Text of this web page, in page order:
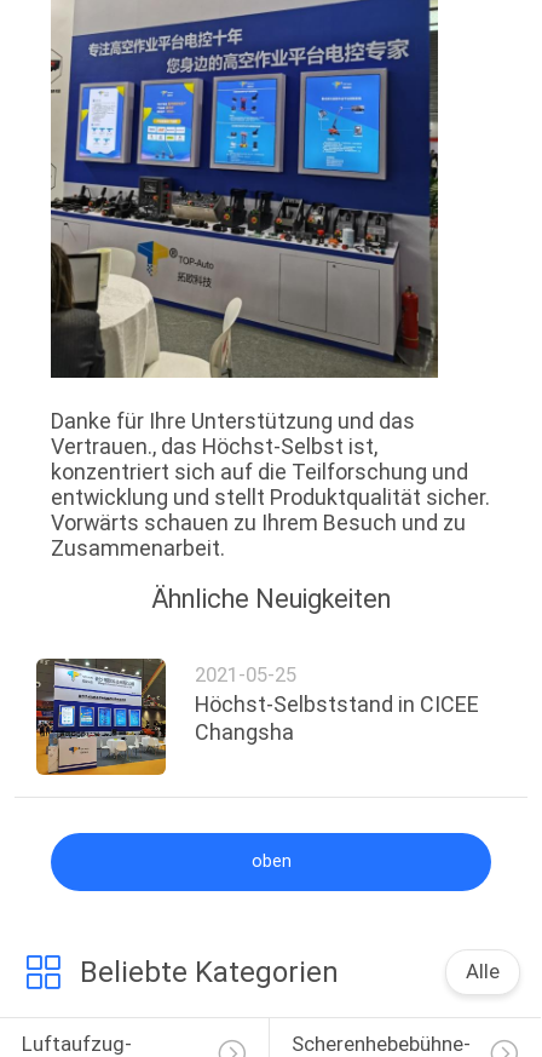
SITEMAP
PRIVACY
POLICY
Danke für Ihre Unterstützung und das
Vertrauen., das Höchst-Selbst ist,
konzentriert sich auf die Teilforschung und
entwicklung und stellt Produktqualität sicher.
Vorwärts schauen zu Ihrem Besuch und zu
Zusammenarbeit.
Ähnliche Neuigkeiten
2021-05-25
Höchst-Selbststand in CICEE
Changsha
oben
Beliebte Kategorien Alle
Luftaufzug-
Scherenhebebühne-